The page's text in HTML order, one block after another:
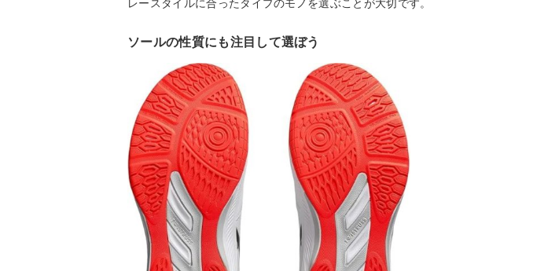
レースタイルに合ったタイプのモノを選ぶことが大切です。
ソールの性質にも注目して選ぼう